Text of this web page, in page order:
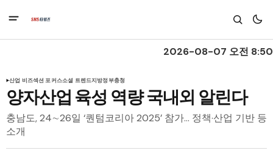
2026-08-07 오전 8:50
산업 비즈섹션 포커스소셜 트렌드지방정부충청
양자산업 육성 역량 국내외 알린다
충남도, 24∼26일 ‘퀀텀코리아 2025’ 참가… 정책·산업 기반 등
소개